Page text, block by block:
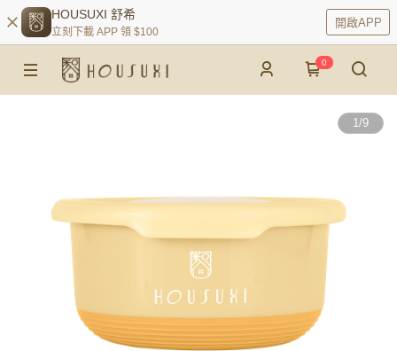
HOUSUXI 舒希
立刻下載 APP 領 $100
開啟APP
0
1/9